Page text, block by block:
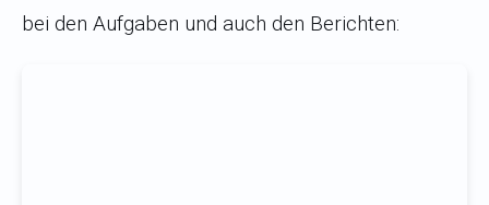
bei den Aufgaben und auch den Berichten: